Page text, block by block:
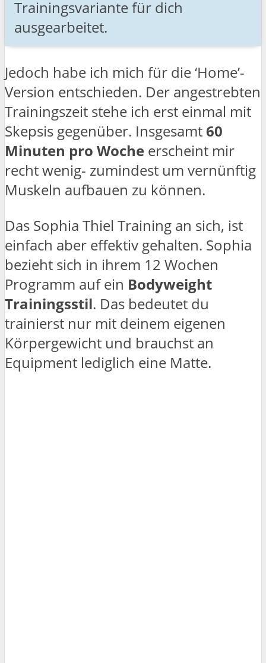
Trainingsvariante für dich
ausgearbeitet.
Jedoch habe ich mich für die ‘Home’-
Version entschieden. Der angestrebten
Trainingszeit stehe ich erst einmal mit
Skepsis gegenüber. Insgesamt60
Minuten pro Woche erscheint mir
recht wenig- zumindest um vernünftig
Muskeln aufbauen zu können.
Das Sophia Thiel Training an sich, ist
einfach aber effektiv gehalten. Sophia
bezieht sich in ihrem 12 Wochen
Programm auf ein Bodyweight
Trainingsstil. Das bedeutet du
trainierst nur mit deinem eigenen
Körpergewicht und brauchst an
Equipment lediglich eine Matte.